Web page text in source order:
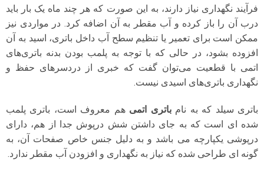
فرآیند نگهداری نیاز دارند، به این صورت که هر چند ماه یک بار باید
درب آن را باز کرده و آب مقطر به آن اضافه کرد. در مواردی نیز
ممکن است برای تعمیر یا تنظیم سطح آب داخل باتری، اسید به آن
افزوده بشود، در حالی که با توجه به پلمب بودن بدنه باتری‌های
اتمی با قطعیت می‌توان گفت که خبری از دردسرهای حفظ و
نگهداری باتری‌های اسیدی نیست.
باتری سیلد که به نامباتری اتمی هم معروف است، باتری پلمب
شده ای است که به جای داشتن شش درپوش جدا از هم، دارای
درپوشی یکپارچه می باشد و به دلیل جنس خاص صفحات آن، به
گونه ای طراحی شده که نیاز به نگهداری و افزودن آب مقطر ندارد.